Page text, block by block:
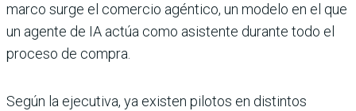
marco surge el comercio agéntico, un modelo en el que
un agente de IA actúa como asistente durante todo el
proceso de compra.
Según la ejecutiva, ya existen pilotos en distintos